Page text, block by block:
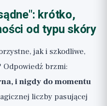
krótko,
od typu skóry
jak i szkodliwe,
brzmi:
i nigdy do momentu
liczby pasującej